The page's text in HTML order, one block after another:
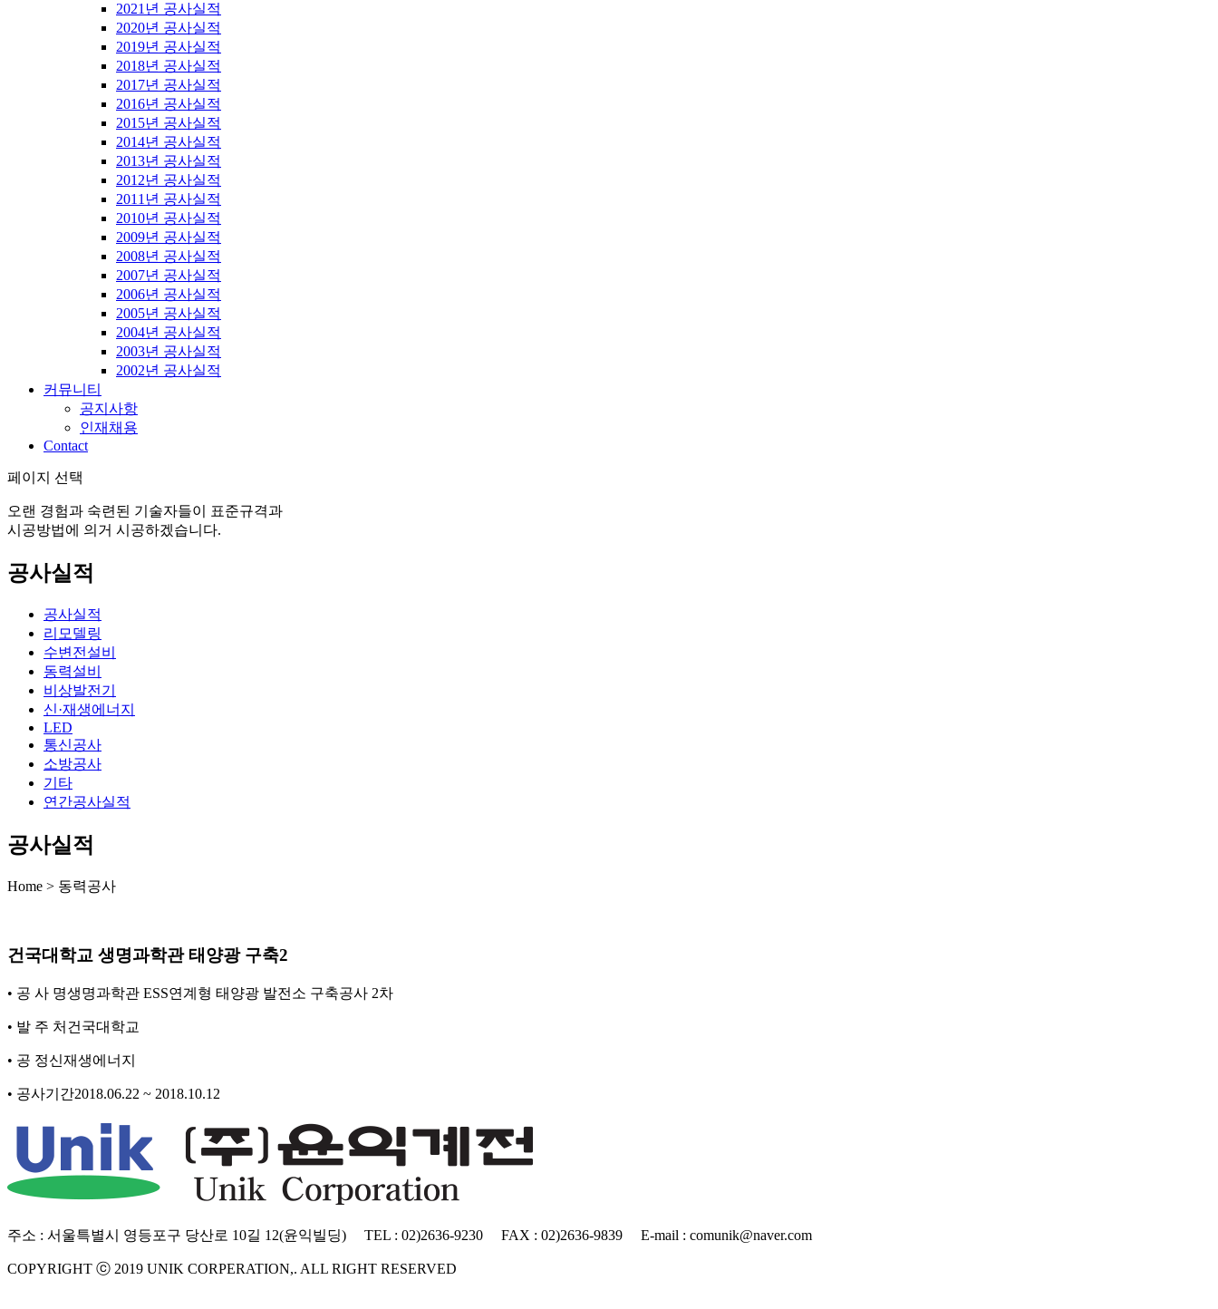
2021년 공사실적
2020년 공사실적
2019년 공사실적
2018년 공사실적
2017년 공사실적
2016년 공사실적
2015년 공사실적
2014년 공사실적
2013년 공사실적
2012년 공사실적
2011년 공사실적
2010년 공사실적
2009년 공사실적
2008년 공사실적
2007년 공사실적
2006년 공사실적
2005년 공사실적
2004년 공사실적
2003년 공사실적
2002년 공사실적
커뮤니티
공지사항
인재채용
Contact
페이지 선택
오랜 경험과 숙련된 기술자들이 표준규격과
시공방법에 의거 시공하겠습니다.
공사실적
공사실적
리모델링
수변전설비
동력설비
비상발전기
신·재생에너지
LED
통신공사
소방공사
기타
연간공사실적
공사실적
Home > 동력공사
건국대학교 생명과학관 태양광 구축2
• 공 사 명생명과학관 ESS연계형 태양광 발전소 구축공사 2차
• 발 주 처 건국대학교
• 공 정신재생에너지
• 공사기간2018.06.22 ~ 2018.10.12
주소 : 서울특별시 영등포구 당산로 10길 12(윤익빌딩) TEL : 02)2636-9230 FAX : 02)2636-9839 E-mail : comunik@naver.com
COPYRIGHT ⓒ 2019 UNIK CORPERATION,. ALL RIGHT RESERVED